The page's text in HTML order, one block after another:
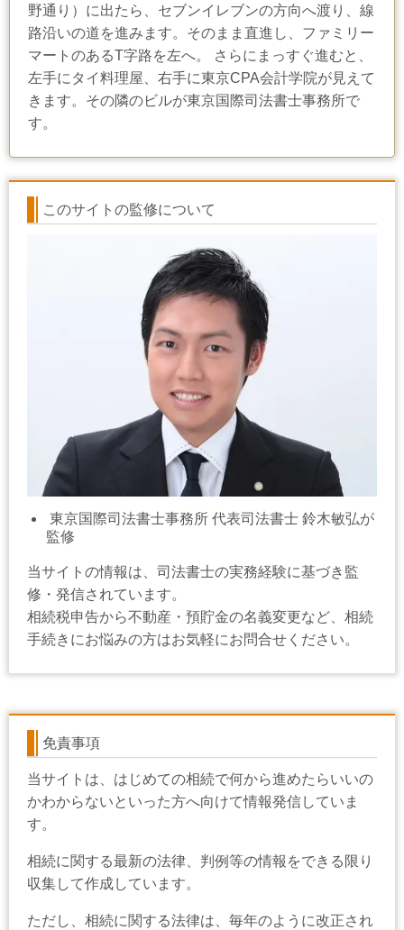
野通り）に出たら、セブンイレブンの方向へ渡り、線
路沿いの道を進みます。そのまま直進し、ファミリー
マートのあるT字路を左へ。 さらにまっすぐ進むと、
左手にタイ料理屋、右手に東京CPA会計学院が見えて
きます。その隣のビルが東京国際司法書士事務所で
す。
このサイトの監修について
東京国際司法書士事務所 代表司法書士 鈴木敏弘が
監修
当サイトの情報は、司法書士の実務経験に基づき監
修・発信されています。
相続税申告から不動産・預貯金の名義変更など、相続
手続きにお悩みの方はお気軽にお問合せください。
免責事項
当サイトは、はじめての相続で何から進めたらいいの
かわからないといった方へ向けて情報発信していま
す。
相続に関する最新の法律、判例等の情報をできる限り
収集して作成しています。
ただし、相続に関する法律は、毎年のように改正され